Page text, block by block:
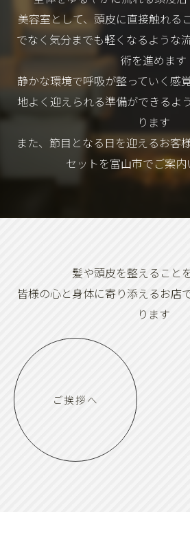
美容室として、頭皮に直接触れる
でなく気分までも軽くなるような
術を進めます
静かな環境で呼吸が整っていく感
地よく迎えられる準備ができるよ
ります
また、節目となる日を迎えるお客
セットを富山市でご案
髪や頭皮を整えること
皆様の心と身体に寄り添えるお店
ります
ご挨拶へ